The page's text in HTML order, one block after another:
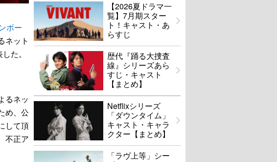
ボー
ネット
た。
るネッ
め、公
して頂
不正ア
【2026夏ドラマ一
覧】7月期スター
ト！キャスト・あ
らすじ
歴代『踊る大捜査
線』シリーズあら
すじ・キャスト
【まとめ】
Netflixシリーズ
「ダウンタイム」
キャスト・キャラ
クター【まとめ】
「ラヴ上等」シー